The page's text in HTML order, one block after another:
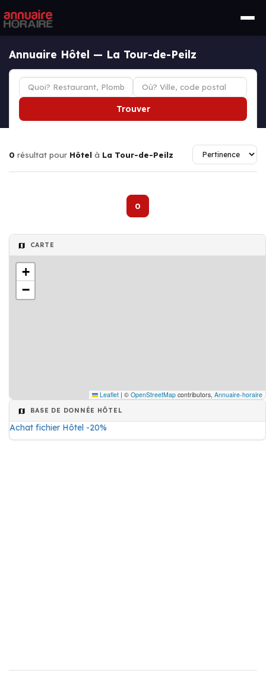
Annuaire Hôtel — La Tour-de-Peilz
Trouver
0 résultat pour Hôtel à La Tour-de-Peilz
0
CARTE
+
−
Leaflet | © OpenStreetMap contributors, Annuaire-horaire
BASE DE DONNÉE HÔTEL
Achat fichier Hôtel -20%